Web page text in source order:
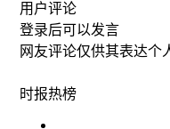
用户评论
登录后可以发言
网友评论仅供其表达个
时报热榜